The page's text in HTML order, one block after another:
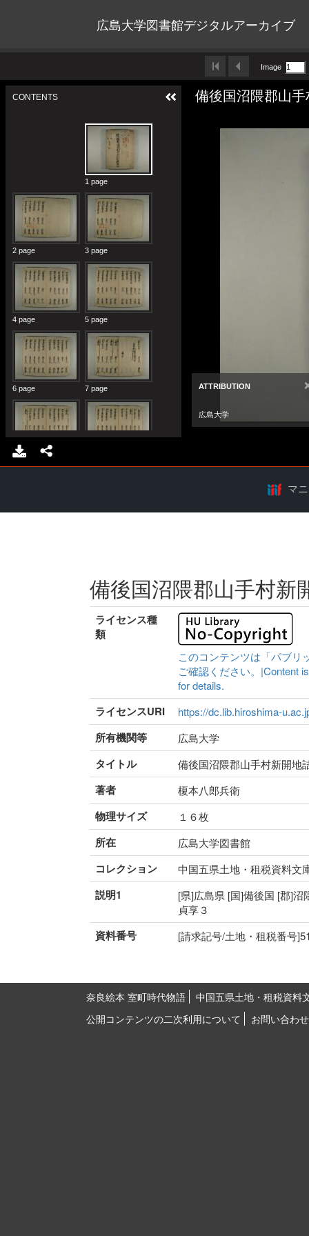
広島大学図書館デジタルアーカイブ
マ
備後国沼隈郡山手村新
ライセンス種
類
このコンテンツは「パブリ
ご確認ください。|Content
for details.
ライセンスURI https://dc.lib.hiroshima-
所有機関等 広島大学
タイトル 備後国沼隈郡山手村新開地
著者 榎本八郎兵衛
物理サイズ １６枚
所在 広島大学図書館
コレクション 中国五県土地・租税資料文
説明1
[県]広島県 [国]備後国 [郡]
貞享３
資料番号 [請求記号/土地・租税番号
奈良絵本 室町時代物語
中国五県土地・租税資料
公開コンテンツの二次利用について
お問い合わせ